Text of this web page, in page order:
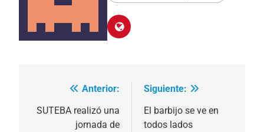
Navegación
de
Anterior:
SUTEBA realizó una
jornada de
Siguiente:
El barbijo se ve en
todos lados